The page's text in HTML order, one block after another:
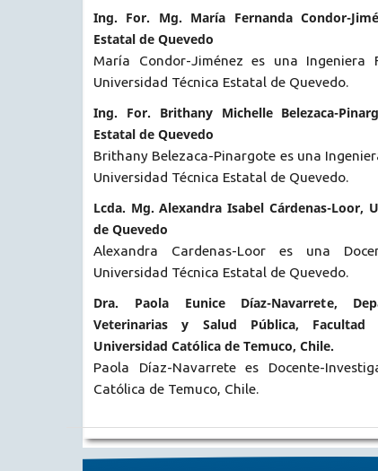
Ing. For. Mg. María Fernanda Condor-
Estatal de Quevedo
María Condor-Jiménez es una Ingeniera
Universidad Técnica Estatal de Quevedo.
Ing. For. Brithany Michelle Belezaca-
Estatal de Quevedo
Brithany Belezaca-Pinargote es una
Universidad Técnica Estatal de Quevedo.
Lcda. Mg. Alexandra Isabel Cárdenas-Loor,
de Quevedo
Alexandra Cardenas-Loor es una
Universidad Técnica Estatal de Quevedo.
Dra. Paola Eunice Díaz-Navarrete,
Veterinarias y Salud Pública, Facultad
Universidad Católica de Temuco, Chile.
Paola Díaz-Navarrete es Docente-
Católica de Temuco, Chile.